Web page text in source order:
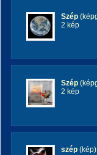
Szép
2 kép
Szép
2 kép
szép (kép)